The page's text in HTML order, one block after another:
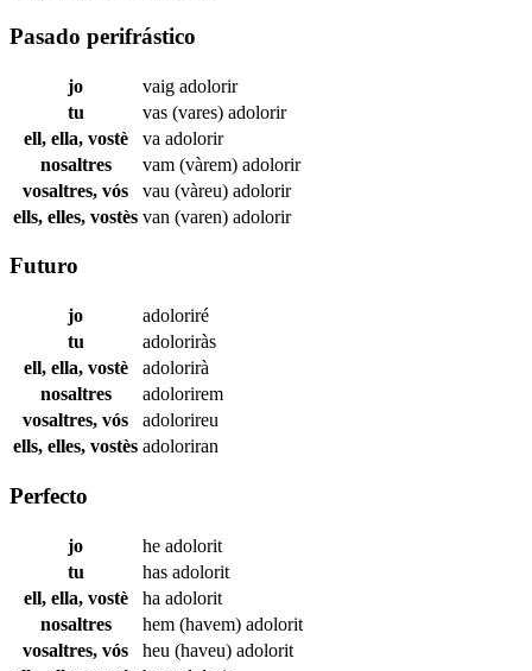
Pasado perifrástico
jo vaig adolorir
tu
vas (vares) adolorir
ell, ella, vostè
va adolorir
nosaltres
vam (vàrem) adolorir
vosaltres, vós
vau (vàreu) adolorir
ells, elles, vostès van (varen) adolorir
Futuro
jo
adoloriré
tu
adoloriràs
ell, ella, vostè
adolorirà
nosaltres
adolorirem
vosaltres, vós
adolorireu
ells, elles, vostès adoloriran
Perfecto
jo he adolorit
tu
has adolorit
ell, ella, vostè
ha adolorit
nosaltres
hem (havem) adolorit
vosaltres, vós
heu (haveu) adolorit